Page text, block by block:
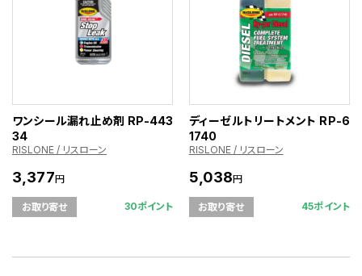
ワンシール漏れ止め剤 RP-443
34
RISLONE / リスローン
3,377円
お取り寄せ 30ポイント
ディーゼルトリートメント RP-6
1740
RISLONE / リスローン
5,038円
お取り寄せ 45ポイント